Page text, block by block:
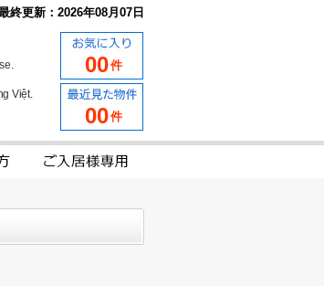
終更新：2026年08月07日
Việt.
00件
00件